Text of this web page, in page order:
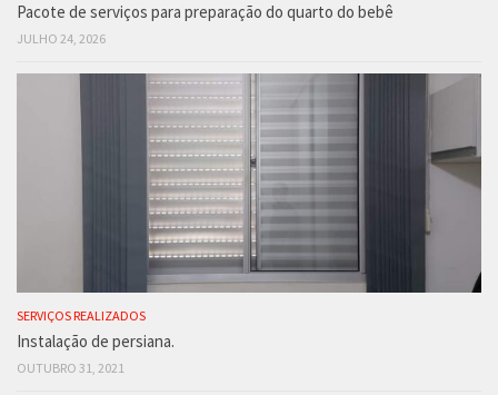
Pacote de serviços para preparação do quarto do bebê
JULHO 24, 2026
SERVIÇOS REALIZADOS
Instalação de persiana.
OUTUBRO 31, 2021